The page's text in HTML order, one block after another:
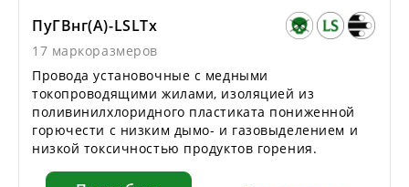
ПуГВнг(А)-LSLTx
17 маркоразмеров
Провода установочные с медными
токопроводящими жилами, изоляцией из
поливинилхлоридного пластиката пониженной
горючести с низким дымо- и газовыделением и
низкой токсичностью продуктов горения.